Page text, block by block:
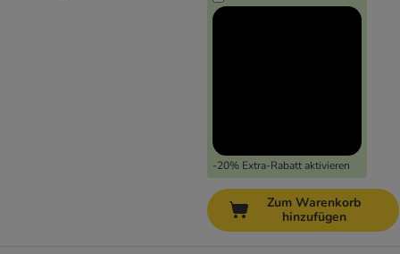
-20% Extra-Rabatt aktivieren
Zum Warenkorb
hinzufügen